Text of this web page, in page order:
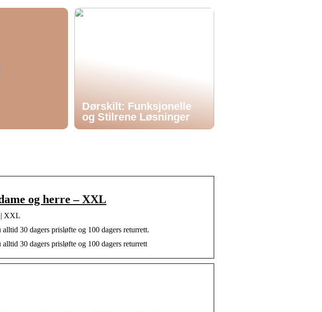
Dørskilt: Funksjonelle
og Stilrene Løsninger
og herre – XXL
| XXL
30 dagers prisløfte og 100 dagers returrett.
30 dagers prisløfte og 100 dagers returrett